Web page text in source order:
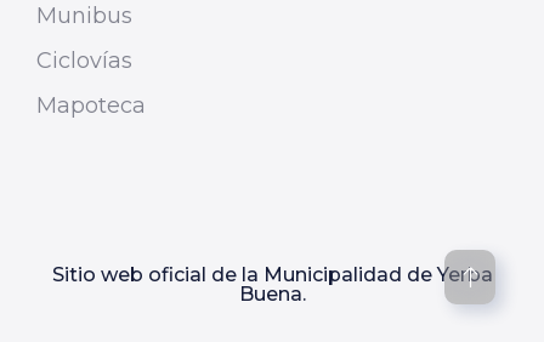
Munibus
Ciclovías
Mapoteca
Sitio web oficial de la Municipalidad de Yerba
Buena.